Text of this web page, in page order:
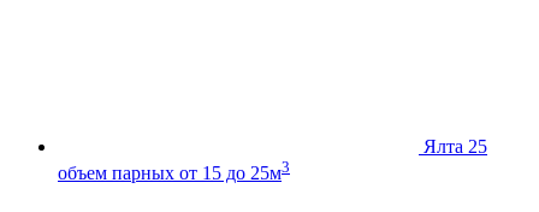
Ялта 25
объем парных от 15 до 25м3